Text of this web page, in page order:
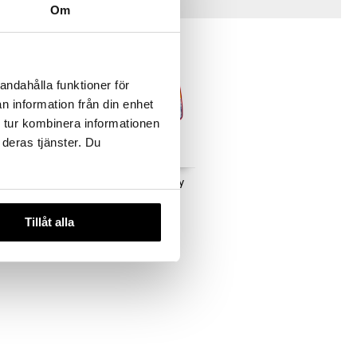
Om
funktioner för
information från din enhet
kombinera informationen
tjänster. Du
Tillåt alla
Happy Baby Tap & Play
149